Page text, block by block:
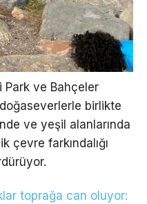
Park ve Bahçeler
birlikte
ve yeşil alanlarında
çevre farkındalığı
toprağa can oluyor: